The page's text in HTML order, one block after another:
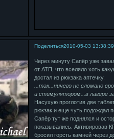
Поделиться2010-05-03 13:38:39
Через минуту Сапёр уже
от АТП, что вселяло хоть
достал из рюкзака аптечку.
...так...ничего не сломано
и стимулятором...в лагере
Насухую проглотив две
рюкзак и еще чуть подождал
Сапёр тут же поднялся и
показывались. Активировав
бросил горсть камней через